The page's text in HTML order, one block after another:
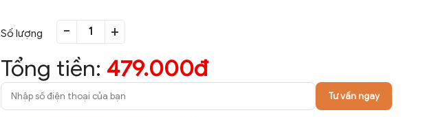
Số lượng - +
Tổng tiền: 479.000đ
Tư vấn ngay